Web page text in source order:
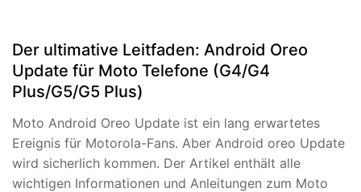
Der ultimative Leitfaden: Android Oreo
Update für Moto Telefone (G4/G4
Plus/G5/G5 Plus)
Moto Android Oreo Update ist ein lang erwartetes
Ereignis für Motorola-Fans. Aber Android oreo Update
wird sicherlich kommen. Der Artikel enthält alle
wichtigen Informationen und Anleitungen zum Moto